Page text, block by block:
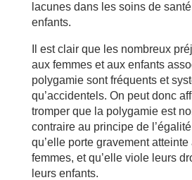
lacunes dans les soins de
enfants.
Il est clair que les nombreux
aux femmes et aux enfants
polygamie sont fréquents et
qu’accidentels. On peut donc
tromper que la polygamie est
contraire au principe de
qu’elle porte gravement
femmes, et qu’elle viole leurs
leurs enfants.